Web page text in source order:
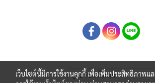
ผู้เข้าชมทั้งหมด
เว็บไซต์นี้มีการใช้งานคุกกี้ เพื่อเพิ่มประสิทธิภาพ